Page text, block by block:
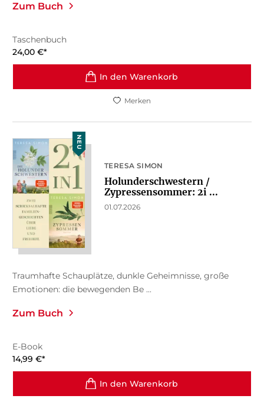
Zum Buch
Taschenbuch
24,00 €*
In den Warenkorb
Merken
NEU
TERESA SIMON
Holunderschwestern /
Zypressensommer: 2i ...
01.07.2026
Traumhafte Schauplätze, dunkle Geheimnisse, große
Emotionen: die bewegenden Be ...
Zum Buch
E-Book
14,99 €*
In den Warenkorb